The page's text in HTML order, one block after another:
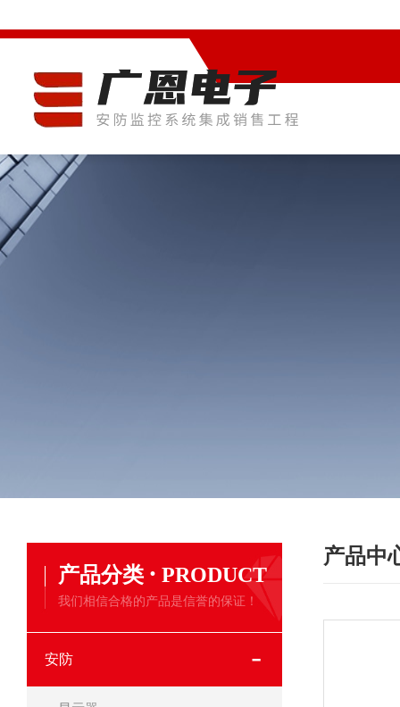
产品分类 · PRODUCT
我们相信合格的产品是信誉的保证！
安防
产品中